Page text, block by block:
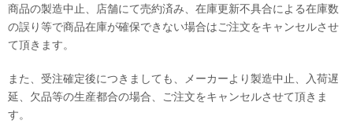
商品の製造中止、店舗にて売約済み、在庫更新不具合による在庫数
の誤り等で商品在庫が確保できない場合はご注文をキャンセルさせ
て頂きます。
また、受注確定後につきましても、メーカーより製造中止、入荷遅
延、欠品等の生産都合の場合、ご注文をキャンセルさせて頂きま
す。